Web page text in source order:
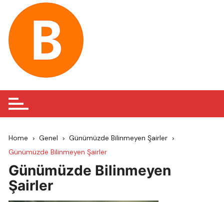
content
Home Genel
Günümüzde Bilinmeyen Şairler
Günümüzde Bilinmeyen Şairler
Günümüzde Bilinmeyen
Şairler